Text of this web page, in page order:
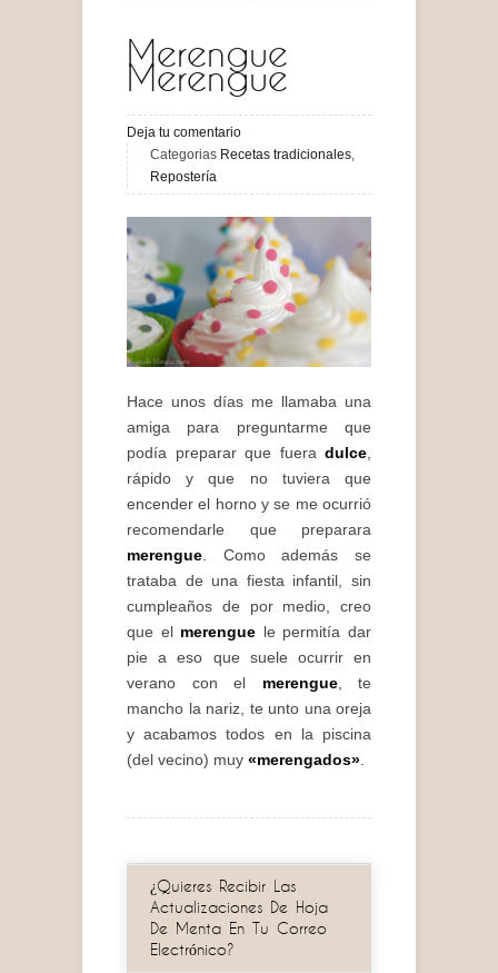
Merengue
Merengue
Deja tu comentario
Categorias Recetas tradicionales,
Repostería
Hace unos días me llamaba una
amiga para preguntarme que
podía preparar que fuera dulce
rápido y que no tuviera que
encender el horno y se me ocurrió
recomendarle que preparara
merengue . Como además se
trataba de una fiesta infantil, sin
cumpleaños de por medio, creo
que el merengue le permitía dar
pie a eso que suele ocurrir en
verano con el merengue, te
mancho la nariz, te unto una oreja
y acabamos todos en la piscina
(del vecino) muy «merengados»
¿Quieres Recibir Las
Actualizaciones De Hoja
De Menta En Tu Correo
Electrónico?